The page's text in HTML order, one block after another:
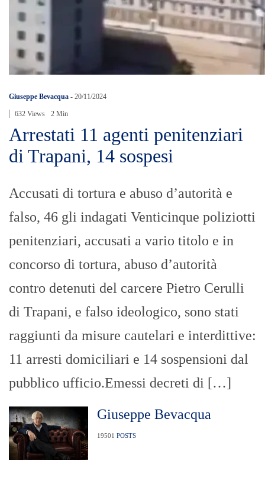
Giuseppe Bevacqua - 20/11/2024
632 Views 2 Min
Arrestati 11 agenti penitenziari
di Trapani, 14 sospesi
Accusati di tortura e abuso d’autorità e
falso, 46 gli indagati Venticinque poliziotti
penitenziari, accusati a vario titolo e in
concorso di tortura, abuso d’autorità
contro detenuti del carcere Pietro Cerulli
di Trapani, e falso ideologico, sono stati
raggiunti da misure cautelari e interdittive:
11 arresti domiciliari e 14 sospensioni dal
pubblico ufficio.Emessi decreti di […]
Giuseppe Bevacqua
19501 POSTS